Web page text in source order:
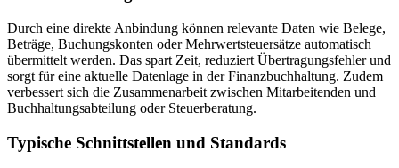
Durch eine direkte Anbindung können relevante Daten wie Belege,
Beträge, Buchungskonten oder Mehrwertsteuersätze automatisch
übermittelt werden. Das spart Zeit, reduziert Übertragungsfehler und
sorgt für eine aktuelle Datenlage in der Finanzbuchhaltung. Zudem
verbessert sich die Zusammenarbeit zwischen Mitarbeitenden und
Buchhaltungsabteilung oder Steuerberatung.
Typische Schnittstellen und Standards